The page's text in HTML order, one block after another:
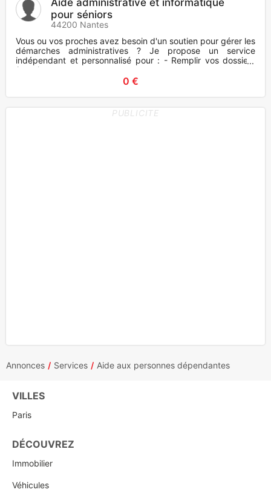
Aide administrative et informatique
pour séniors
44200 Nantes
Vous ou vos proches avez besoin d'un soutien pour gérer les
démarches administratives ? Je propose un service
indépendant et personnalisé pour : - Remplir vos dossiers
(retraite,
0 €
PUBLICITE
Annonces Services Aide aux personnes dépendantes
VILLES
Paris
DÉCOUVREZ
Immobilier
Véhicules